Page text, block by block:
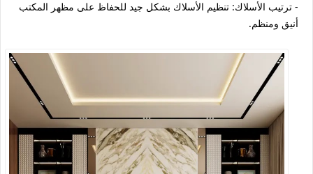
- ترتيب الأسلاك: تنظيم الأسلاك بشكل جيد للحفاظ على مظهر المكتب
أنيق ومنظم.